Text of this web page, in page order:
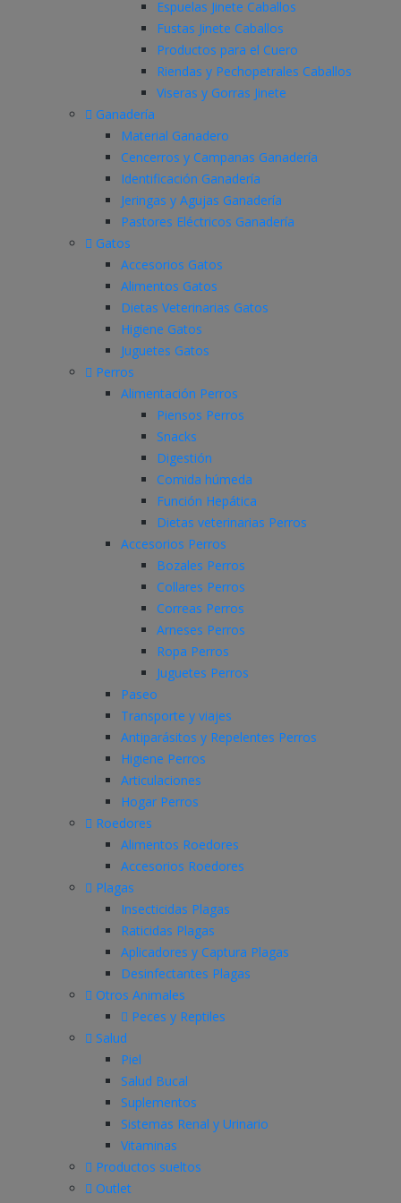
Espuelas Jinete Caballos
Fustas Jinete Caballos
Productos para el Cuero
Riendas y Pechopetrales Caballos
Viseras y Gorras Jinete
Ganadería
Material Ganadero
Cencerros y Campanas Ganadería
Identificación Ganadería
Jeringas y Agujas Ganadería
Pastores Eléctricos Ganadería
Gatos
Accesorios Gatos
Alimentos Gatos
Dietas Veterinarias Gatos
Higiene Gatos
Juguetes Gatos
Perros
Alimentación Perros
Piensos Perros
Snacks
Digestión
Comida húmeda
Función Hepática
Dietas veterinarias Perros
Accesorios Perros
Bozales Perros
Collares Perros
Correas Perros
Arneses Perros
Ropa Perros
Juguetes Perros
Paseo
Transporte y viajes
Antiparásitos y Repelentes Perros
Higiene Perros
Articulaciones
Hogar Perros
Roedores
Alimentos Roedores
Accesorios Roedores
Plagas
Insecticidas Plagas
Raticidas Plagas
Aplicadores y Captura Plagas
Desinfectantes Plagas
Otros Animales
Peces y Reptiles
Salud
Piel
Salud Bucal
Suplementos
Sistemas Renal y Urinario
Vitaminas
Productos sueltos
Outlet